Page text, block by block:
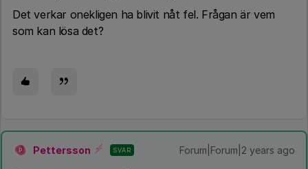
Det verkar onekligen ha blivit nåt fel. Frågan är vem
som kan lösa det?
P Pettersson SVAR Forum|Forum|2 years ago